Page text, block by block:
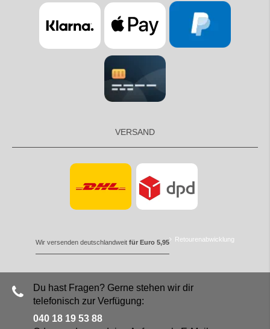
VERSAND
Wir versenden deutschlandweit für Euro 5,95 Retourenabwicklung
Du hast Fragen? Gerne stehen wir dir
telefonisch zur Verfügung:
040 18 19 53 88